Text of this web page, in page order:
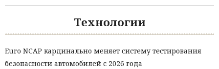
Технологии
Euro NCAP кардинально меняет систему тестирования
безопасности автомобилей с 2026 года